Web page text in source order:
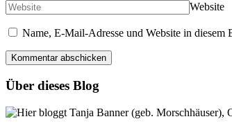
Website
Name, E-Mail-Adresse und Website in diesem
Über dieses Blog
Hier bloggt Tanja Banner (geb. Morschhäuser),